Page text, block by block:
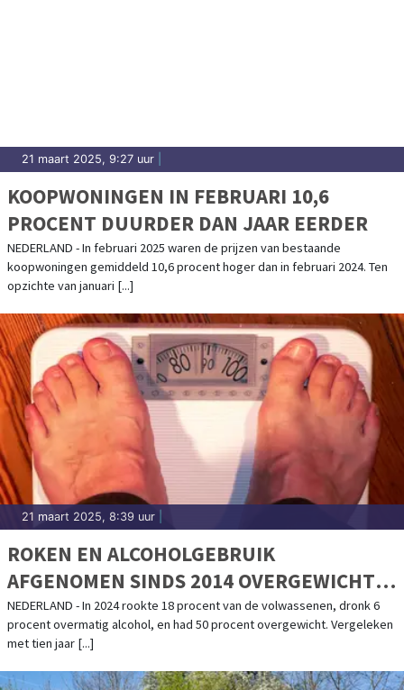
21 maart 2025, 9:27 uur
KOOPWONINGEN IN FEBRUARI 10,6
PROCENT DUURDER DAN JAAR EERDER
NEDERLAND - In februari 2025 waren de prijzen van bestaande
koopwoningen gemiddeld 10,6 procent hoger dan in februari 2024. Ten
opzichte van januari [...]
21 maart 2025, 8:39 uur
ROKEN EN ALCOHOLGEBRUIK
AFGENOMEN SINDS 2014 OVERGEWICHT
GELIJK GEBLEVEN
NEDERLAND - In 2024 rookte 18 procent van de volwassenen, dronk 6
procent overmatig alcohol, en had 50 procent overgewicht. Vergeleken
met tien jaar [...]